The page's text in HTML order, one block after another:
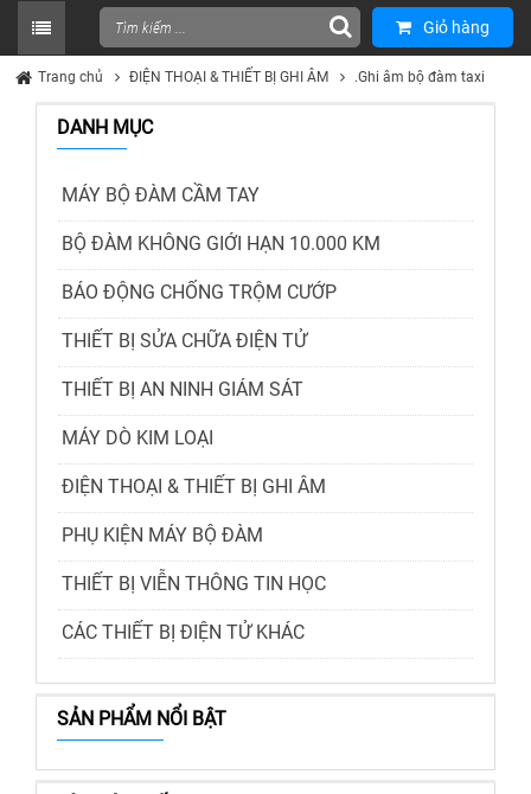
Giỏ hàng
Trang chủ ĐIỆN THOẠI & THIẾT BỊ GHI ÂM .Ghi âm bộ đàm taxi
DANH MỤC
MÁY BỘ ĐÀM CẦM TAY
BỘ ĐÀM KHÔNG GIỚI HẠN 10.000 KM
BÁO ĐỘNG CHỐNG TRỘM CƯỚP
THIẾT BỊ SỬA CHỮA ĐIỆN TỬ
THIẾT BỊ AN NINH GIÁM SÁT
MÁY DÒ KIM LOẠI
ĐIỆN THOẠI & THIẾT BỊ GHI ÂM
PHỤ KIỆN MÁY BỘ ĐÀM
THIẾT BỊ VIỄN THÔNG TIN HỌC
CÁC THIẾT BỊ ĐIỆN TỬ KHÁC
SẢN PHẨM NỔI BẬT